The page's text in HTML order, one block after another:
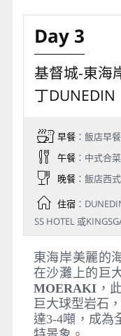
Day 3
基督城-東海
丁DUNEDIN
早餐：飯店早餐
午餐：中式合
晚餐：飯店西
住宿：
SS HOTEL 或
東海岸美麗的
在沙灘上的巨
MOERAKI，
巨大球型岩石
達3-4噸，成為